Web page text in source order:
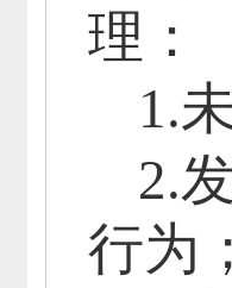
理：
1.
2.
行为